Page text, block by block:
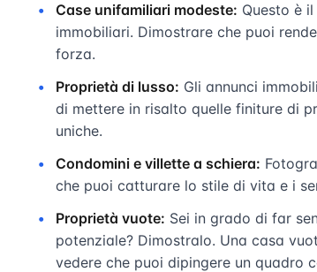
Case unifamiliari modeste: Questo è
immobiliari. Dimostrare che puoi
forza.
Proprietà di lusso: Gli annunci
di mettere in risalto quelle finiture di
uniche.
Condomini e villette a schiera:
che puoi catturare lo stile di vita e i
Proprietà vuote: Sei in grado di far
potenziale? Dimostralo. Una casa
vedere che puoi dipingere un quadro